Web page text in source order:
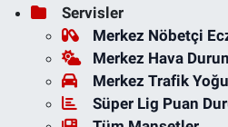
Servisler
Merkez Nöbetçi
Merkez Hava
Merkez Trafik
Süper Lig Puan